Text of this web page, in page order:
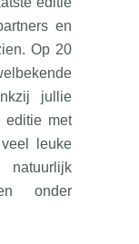
en
Op 20
jullie
editie met
leuke
natuurlijk
onder